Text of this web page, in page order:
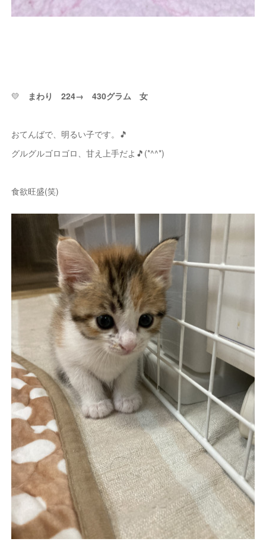
💛 まわり 224→ 430グラム 女
おてんばで、明るい子です。🎵
グルグルゴロゴロ、甘え上手だよ🎵(*^^*)
食欲旺盛(笑)